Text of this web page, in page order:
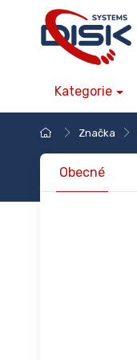
Kategorie
Značka
Obecné